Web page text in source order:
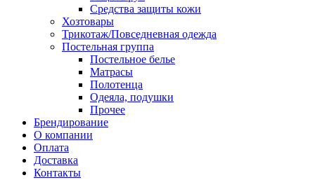
Средства защиты кожи
Хозтовары
Трикотаж/Повседневная одежда
Постельная группа
Постельное белье
Матрасы
Полотенца
Одеяла, подушки
Прочее
Брендирование
О компании
Оплата
Доставка
Контакты